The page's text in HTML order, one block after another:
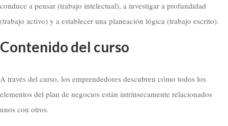
conduce a pensar (trabajo intelectual), a investigar a profundidad
(trabajo activo) y a establecer una planeación lógica (trabajo escrito).
Contenido del curso
A través del curso, los emprendedores descubren cómo todos los
elementos del plan de negocios están intrínsecamente relacionados
unos con otros.